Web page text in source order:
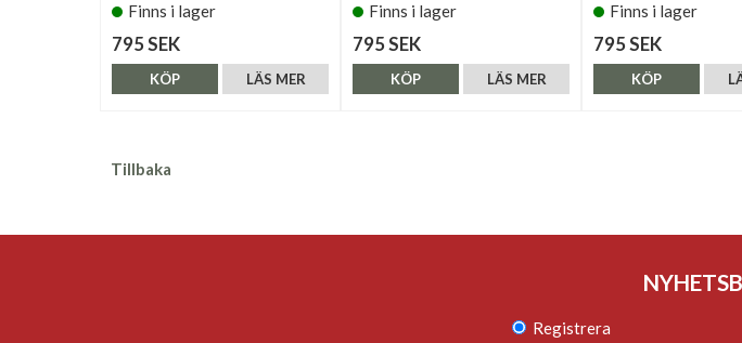
Finns i lager
795 SEK
LÄS MER
KÖP
Finns i lager
795 SEK
LÄS MER
KÖP
Finns i lager
795 SEK
KÖP
Tillbaka
Registrera